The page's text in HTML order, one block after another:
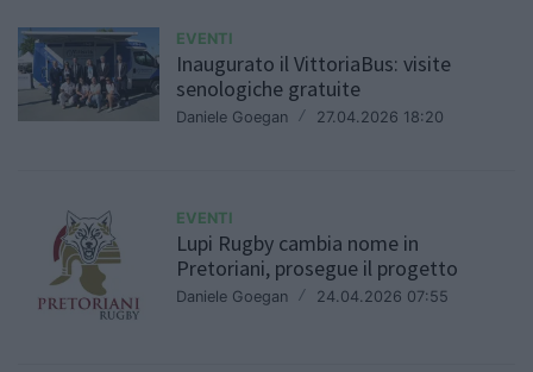
EVENTI
Inaugurato il VittoriaBus: visite
senologiche gratuite
Daniele Goegan / 27.04.2026 18:20
EVENTI
Lupi Rugby cambia nome in
Pretoriani, prosegue il progetto
Daniele Goegan / 24.04.2026 07:55